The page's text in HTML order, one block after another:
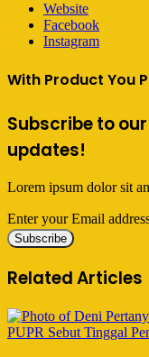
Website
Facebook
Instagram
With Product You
Subscribe to
updates!
Lorem ipsum dolor sit
Enter your Email
Related Articles